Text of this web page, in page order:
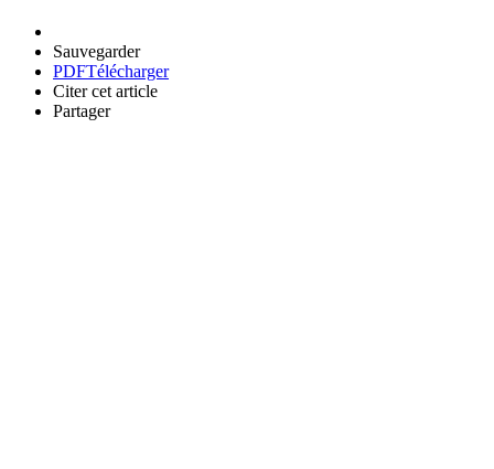
Sauvegarder
PDFTélécharger
Citer cet article
Partager